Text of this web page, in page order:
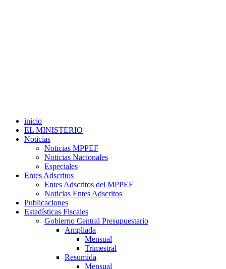
inicio
EL MINISTERIO
Noticias
Noticias MPPEF
Noticias Nacionales
Especiales
Entes Adscritos
Entes Adscritos del MPPEF
Noticias Entes Adscritos
Publicaciones
Estadísticas Fiscales
Gobierno Central Presupuestario
Ampliada
Mensual
Trimestral
Resumida
Mensual